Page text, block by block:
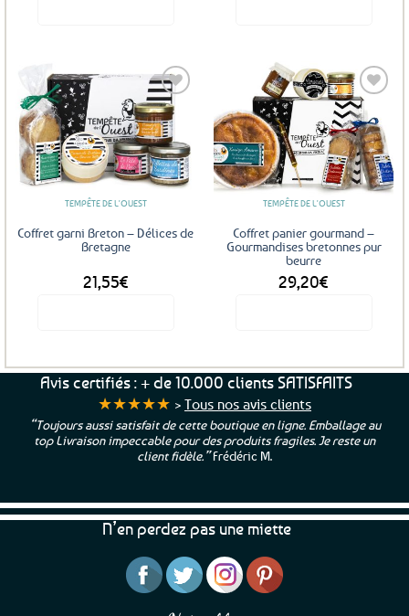
Ajouter
aux
favoris
TEMPÊTE DE L'OUEST
Coffret garni Breton – Délices de
Bretagne
21,55€
Ajouter
aux
favoris
TEMPÊTE DE L'OUEST
Coffret panier gourmand –
Gourmandises bretonnes pur
beurre
29,20€
Avis certifiés : + de 10.000 clients SATISFAITS
★★★★★ > Tous nos avis clients
“Toujours aussi satisfait de cette boutique en ligne. Emballage au
top Livraison impeccable pour des produits fragiles. Je reste un
client fidèle.”Frédéric M.
N’en perdez pas une miette